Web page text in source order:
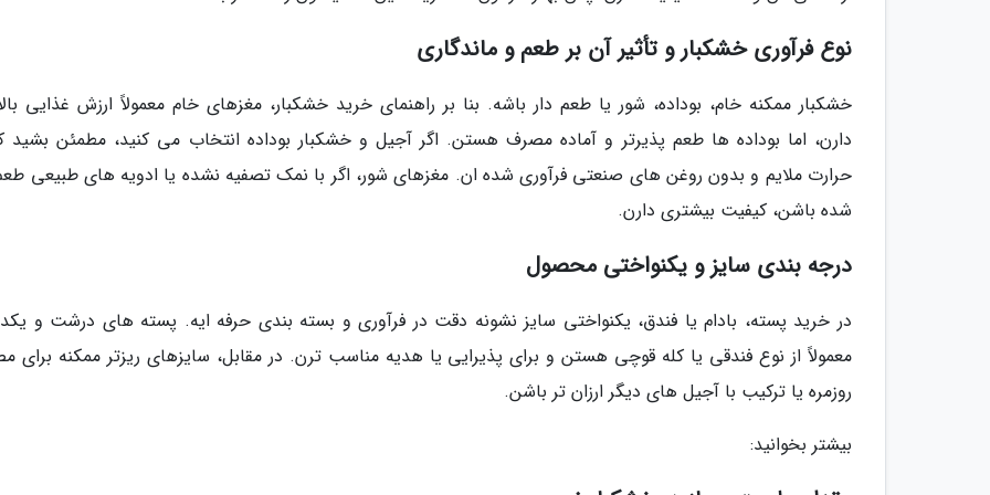
نوع فرآوری خشکبار و تأثیر آن بر طعم و ماندگاری
خشکبار ممکنه خام، بوداده، شور یا طعم دار باشه. بنا بر راهنمای خرید خشکبار، مغزهای خام معمولاً ارزش غذایی
دارن، اما بوداده ها طعم پذیرتر و آماده مصرف هستن. اگر آجیل و خشکبار بوداده انتخاب می کنید، مطمئن بشید
حرارت ملایم و بدون روغن های صنعتی فرآوری شده ان. مغزهای شور، اگر با نمک تصفیه نشده یا ادویه های طبیعی
شده باشن، کیفیت بیشتری دارن.
درجه بندی سایز و یکنواختی محصول
در خرید پسته، بادام یا فندق، یکنواختی سایز نشونه دقت در فرآوری و بسته بندی حرفه ایه. پسته های درشت و
معمولاً از نوع فندقی یا کله قوچی هستن و برای پذیرایی یا هدیه مناسب ترن. در مقابل، سایزهای ریزتر ممکنه برای
روزمره یا ترکیب با آجیل های دیگر ارزان تر باشن.
بیشتر بخوانید: